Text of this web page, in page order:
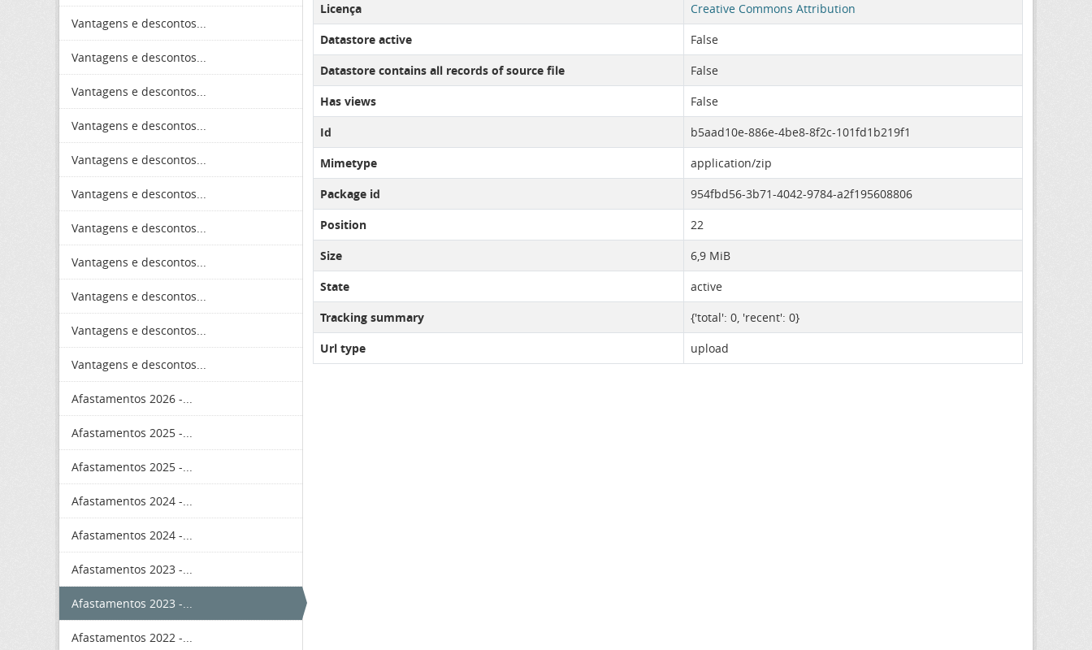
Vantagens e descontos...
Vantagens e descontos...
Vantagens e descontos...
Vantagens e descontos...
Vantagens e descontos...
Vantagens e descontos...
Vantagens e descontos...
Vantagens e descontos...
Vantagens e descontos...
Vantagens e descontos...
Vantagens e descontos...
Afastamentos 2026 -...
Afastamentos 2025 -...
Afastamentos 2025 -...
Afastamentos 2024 -...
Afastamentos 2024 -...
Afastamentos 2023 -...
Afastamentos 2023 -...
Afastamentos 2022 -...
Licença
Creative Commons Attribution
Datastore active
False
Datastore contains all records of source file
False
Has views
False
Id
b5aad10e-886e-4be8-8f2c-101fd1b219f1
Mimetype
application/zip
Package id
954fbd56-3b71-4042-9784-a2f195608806
Position
22
Size
6,9 MiB
State
active
Tracking summary
{'total': 0, 'recent': 0}
Url type
upload